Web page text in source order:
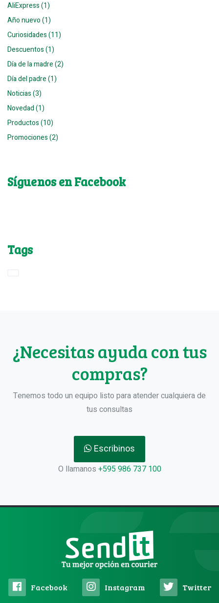
AliExpress (1)
Año nuevo (1)
Curiosidades (11)
Descuentos (1)
Día de la madre (2)
Día del padre (1)
Noticias (3)
Novedad (1)
Productos (10)
Promociones (2)
Síguenos en Facebook
Tags
¿Necesitas ayuda con tus
compras?
Tenemos todo un equipo listo para atender cualquiera de
tus consultas
Escribinos
O llamanos +595 986 737 100
Facebook Instagram Twitter